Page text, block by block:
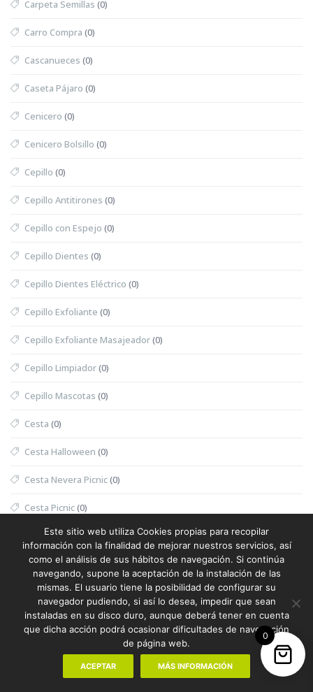
Carpeta Semillas (0)
Carro Compra (0)
Cascanueces (0)
Caseta Pájaro (0)
Cenicero (0)
Cenicero Bolsillo (0)
Cepillo (0)
Cepillo Antitirones (0)
Cepillo con Espejo (0)
Cepillo Dientes (0)
Cepillo Dientes Eléctrico (0)
Cepillo Exfoliante (0)
Cepillo Exfoliante Masajeador(0)
Cepillo Limpiador(0)
Cepillo Mascotas (0)
Cesta (0)
Cesta Halloween (0)
Cesta Nevera Picnic(0)
Cesta Picnic(0)
Cesta Térmica (0)
Chaleco (1)
Chaleco Mujer (0)
Chaleco Reflectante(0)
(0)
0
Este sitio web utiliza Cookies propias para recopilar
información con la finalidad de mejorar nuestros servicios, así
como el análisis de sus hábitos de navegación. Si continúa
navegando, supone la aceptación de la instalación de las
mismas. El usuario tiene la posibilidad de configurar su
navegador pudiendo, si así lo desea, impedir que sean
instaladas en su disco duro, aunque deberá tener en cuenta
que dicha acción podrá ocasionar dificultades de navegación
de página web.
ACEPTAR MÁS INFORMACIÓN